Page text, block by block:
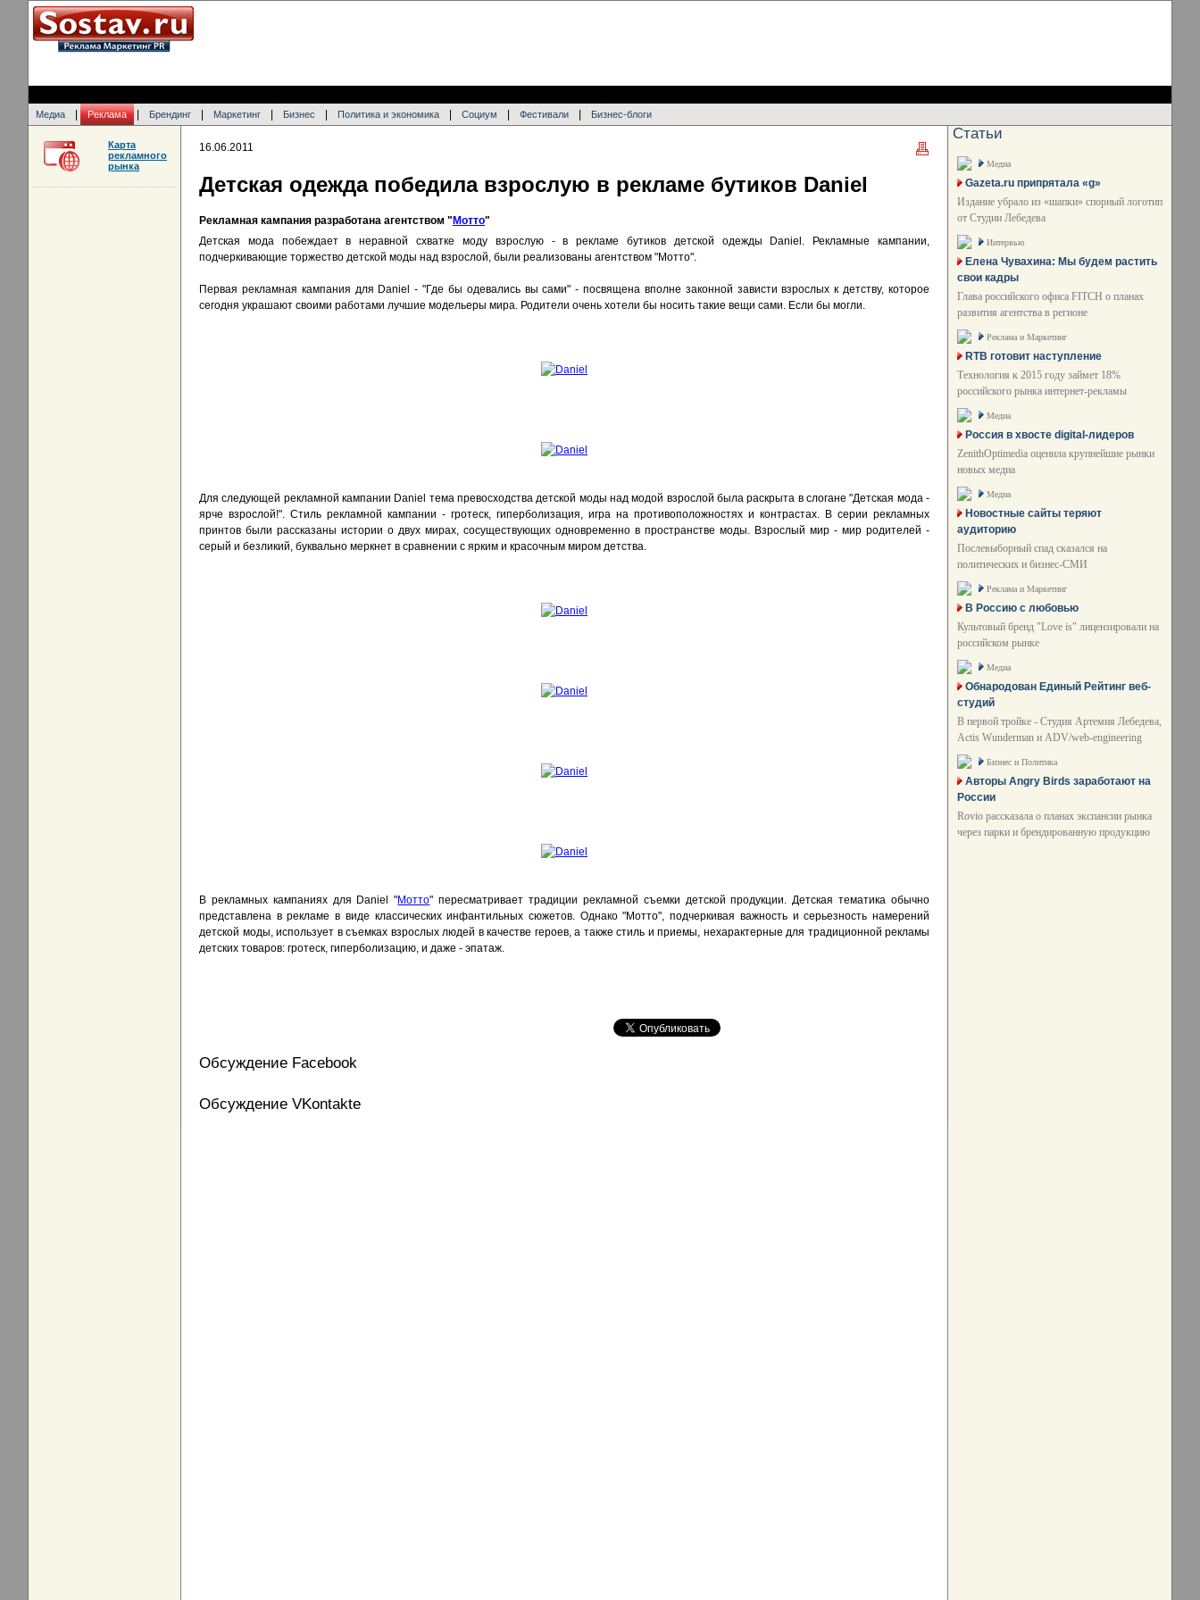
Медиа Реклама Брендинг Маркетинг Бизнес Политика и экономика Социум Фестивали Бизнес-блоги
16.06.2011
Детская одежда победила взрослую в рекламе бутиков Daniel
Рекламная кампания разработана агентством " Мотто"
Детская мода побеждает в неравной схватке моду взрослую - в рекламе бутиков детской одежды Daniel. Рекламные кампании,
подчеркивающие торжество детской моды над взрослой, были реализованы агентством "Мотто".
Первая рекламная кампания для Daniel - "Где бы одевались вы сами" - посвящена вполне законной зависти взрослых к детству, которое
сегодня украшают своими работами лучшие модельеры мира. Родители очень хотели бы носить такие вещи сами. Если бы могли.
Для следующей рекламной кампании Daniel тема превосходства детской моды над модой взрослой была раскрыта в слогане "Детская мода -
ярче взрослой!". Стиль рекламной кампании - гротеск, гиперболизация, игра на противоположностях и контрастах. В серии рекламных
принтов были рассказаны истории о двух мирах, сосуществующих одновременно в пространстве моды. Взрослый мир - мир родителей -
серый и безликий, буквально меркнет в сравнении с ярким и красочным миром детства.
В рекламных кампаниях для Daniel "Мотто" пересматривает традиции рекламной съемки детской продукции. Детская тематика обычно
представлена в рекламе в виде классических инфантильных сюжетов. Однако "Мотто", подчеркивая важность и серьезность намерений
детской моды, использует в съемках взрослых людей в качестве героев, а также стиль и приемы, нехарактерные для традиционной рекламы
детских товаров: гротеск, гиперболизацию, и даже - эпатаж.
Обсуждение Facebook
Обсуждение VKontakte
Карта
рекламного
рынка
Статьи
Медиа
Gazeta.ru припрятала «g»
Издание убрало из «шапки» спорный логотип
от Студии Лебедева
Интервью
Елена Чувахина: Мы будем растить
свои кадры
Глава российского офиса FITCH о планах
развития агентства в регионе
Реклама и Маркетинг
RTB готовит наступление
Технология к 2015 году займет 18%
российского рынка интернет-рекламы
Медиа
Россия в хвосте digital-лидеров
ZenithOptimedia оценила крупнейшие рынки
новых медиа
Медиа
Новостные сайты теряют
аудиторию
Послевыборный спад сказался на
политических и бизнес-СМИ
Реклама и Маркетинг
В Россию с любовью
Культовый бренд "Love is" лицензировали на
российском рынке
Медиа
Обнародован Единый Рейтинг веб-
студий
В первой тройке - Студия Артемия Лебедева,
Actis Wunderman и ADV/web-engineering
Бизнес и Политика
Авторы Angry Birds заработают на
России
Rovio рассказала о планах экспансии рынка
через парки и брендированную продукцию